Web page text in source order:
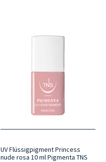
UV Flüssigpigment Princess
nude rosa 10 ml Pigmenta TNS